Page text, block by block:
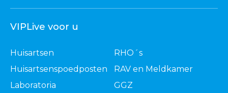
VIPLive voor u
Huisartsen
RHO´s
Huisartsenspoedposten
RAV en Meldkamer
Laboratoria
GGZ